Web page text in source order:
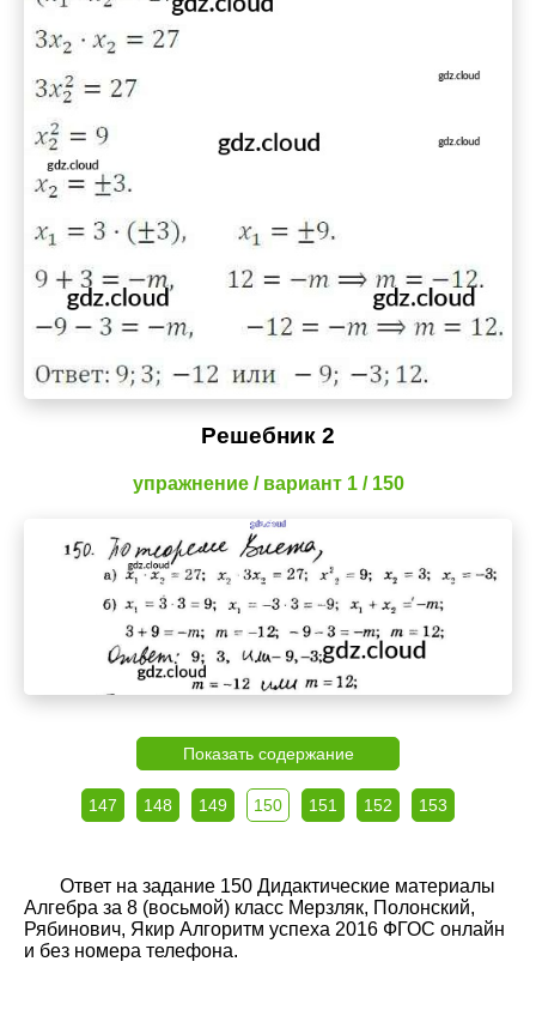
Решебник 2
упражнение / вариант 1 / 150
Показать содержание
147 148 149 150 151 152 153
Ответ на задание 150 Дидактические материалы
Алгебра за 8 (восьмой) класс Мерзляк, Полонский,
Рябинович, Якир Алгоритм успеха 2016 ФГОС онлайн
и без номера телефона.